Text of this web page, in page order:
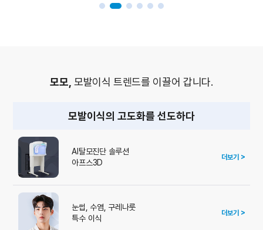
모모, 모발이식 트렌드를 이끌어 갑니다.
모발이식의 고도화를 선도하다
AI탈모진단 솔루션
아프스3D
눈썹, 수염, 구레나룻
특수 이식